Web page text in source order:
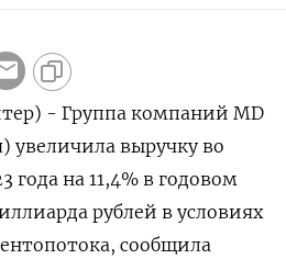
- Группа компаний MD
увеличила выручку во
года на 11,4% в годовом
рублей в условиях
сообщила